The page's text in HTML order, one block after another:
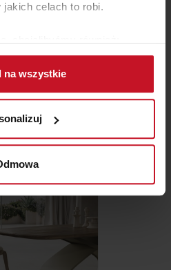
jakich celach to robi.
Twojej lokalizacji
nawet do kilku metrów
urządzenie, aktywnie
odcisk palca)
tego, jak Twoje osobiste
ustaw własne preferencje w
zgodę w dowolnej chwili.
do spersonalizowania treści
społecznościowe i
witrynie. Informacje o tym, jak
na wszystkie
TAR 5436
W SALONIE